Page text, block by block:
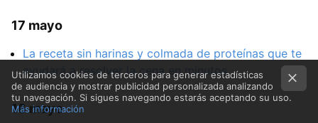
17 mayo
La receta sin harinas y colmada de proteínas que te
ayudará a resolver la cena en minutos
16 mayo
Utilizamos cookies de terceros para generar estadísticas
de audiencia y mostrar publicidad personalizada analizando
tu navegación. Si sigues navegando estarás aceptando su uso.
Más información